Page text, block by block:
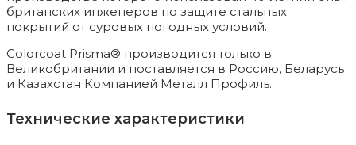
британских инженеров по защите стальных
покрытий от суровых погодных условий.
Colorcoat Prisma® производится только в
Великобритании и поставляется в Россию, Беларусь
и Казахстан Компанией Металл Профиль.
Технические характеристики